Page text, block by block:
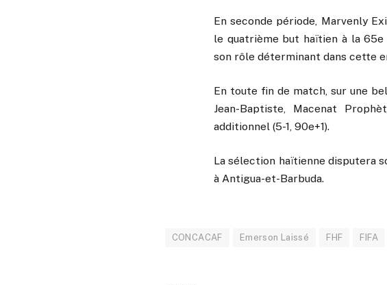
En seconde période, Marvenly
le quatrième but haïtien à la 65e
son rôle déterminant dans cette
En toute fin de match, sur une
Jean-Baptiste, Macenat
additionnel (5-1, 90e+1).
La sélection haïtienne disputera
à Antigua-et-Barbuda.
CONCACAF Emerson Laissé FHF FIFA